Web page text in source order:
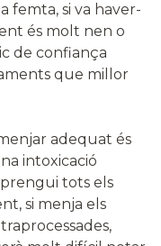
femta, si va haver-
és molt nen o
de confiança
que millor
adequat és
intoxicació
tots els
si menja els